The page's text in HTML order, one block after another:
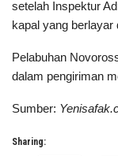
setelah Inspektur
kapal yang
Pelabuhan
dalam pengiriman
Sumber:
Sharing: